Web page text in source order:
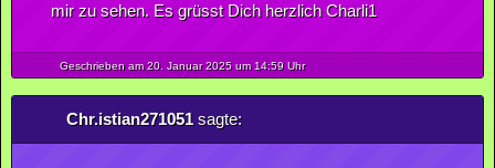
mir zu sehen. Es grüsst Dich herzlich Charli1
Geschrieben am 20. Januar2025um 14:59 Uhr
Chr.istian271051sagte: